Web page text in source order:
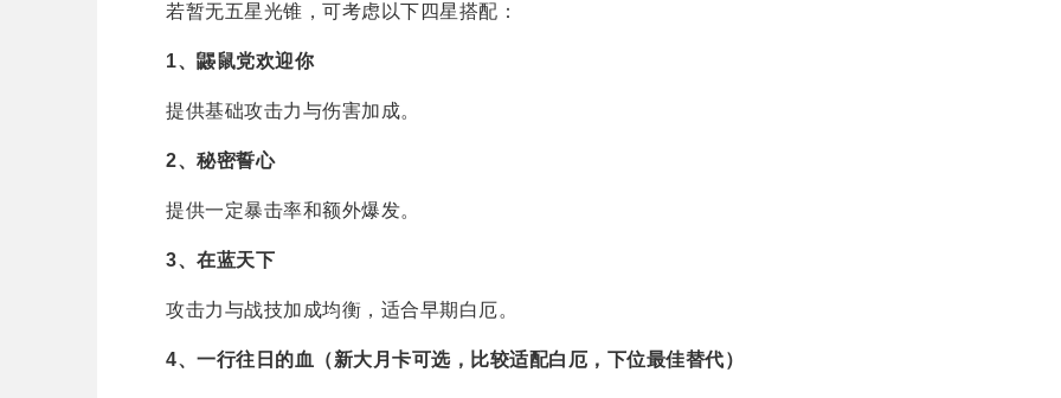
若暂无五星光锥，可考虑以下四星搭配：
1、鼹鼠党欢迎你
提供基础攻击力与伤害加成。
2、秘密誓心
提供一定暴击率和额外爆发。
3、在蓝天下
攻击力与战技加成均衡，适合早期白厄。
4、一行往日的血（新大月卡可选，比较适配白厄，下位最佳替代）